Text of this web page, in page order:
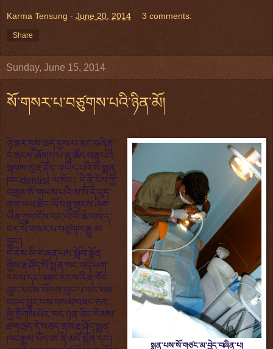
Karma Tensung - June 20, 2014 3 comments:
Share
Sunday, June 15, 2014
སོ་གསར་པ་བཙུགས་པའི་ཉིན་མོ།
སྨན་པས་སོ་གཙང་མ་བྱེད་བཞིན་པ།
ཉེ་ཆར་དུས་ཆད་བྱས་པ་ནང་བཞིན་
ད་ནངས་ཞོགས་པ་ཆུ་ཚོད་བཅུ་པའི་
སྐབས་སུ་རྡ་ཤོད་ལ་ཡོད་པའི་སོ་སྨན་
ཁང་dentist ལ་སོང་། དེ་ནི་ངོས་ཀྱི་
འགྲམ་སོ་གཡས་པའི་མ་སོ་དེ་བུད་
ནས་ཕལ་ཆེར་ལོ་བཅུ་གྲངས་ཞིག་
ཡིན་ཀྱང་ངོས་རང་ལེ་ལོ་ཆེ་བས་ད་
བར་སོ་གསར་པ་བཙུགས་རྒྱུ་མ་
བྱུང་།
ད་རེས་མི་གཞན་པས་སློབ་སྟོན་
གྱིས་རྡ་ཤོད་སོ་སྨན་ཁང་འདི་ཡག་
རབས་དང་བཟང་རབས་རིན་གོང་
ཆུང་རབས་སོགས་ལུང་པ་གང་ཙམ་
བཤད་བྱུང་བས་བསམ་བཟང་ཅན་
གྱི་གྲོགས་པོར་ཁར་ཉན་ཅིང་སེམས་
ཐག་རྦད་དེ་བཅད་ནས་རྡ་ཤོད་སྨན་
ཁང་རྒྱུས་ཡོད་ཨ་ནེ་མདོ་སྒྲོན་དང་།